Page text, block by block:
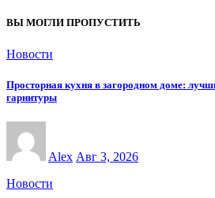
ВЫ МОГЛИ ПРОПУСТИТЬ
Новости
Просторная кухня в загородном доме:
гарнитуры
Alex Авг 3, 2026
Новости